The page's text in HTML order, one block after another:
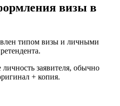
визы в
типом визы и личными
заявителя, обычно
+ копия.